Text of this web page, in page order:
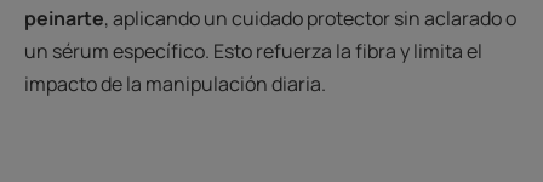
peinarte, aplicando un cuidado protector sin aclarado o
un sérum específico. Esto refuerza la fibra y limita el
impacto de la manipulación diaria.